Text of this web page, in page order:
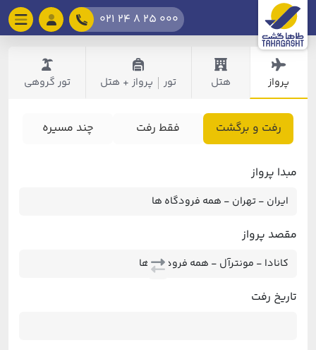
021 24 8 25 000
پرواز هتل تور پرواز + هتل تور گروهی
رفت و برگشت فقط رفت چند مسیره
مبدا پرواز
مقصد پرواز
تاریخ رفت